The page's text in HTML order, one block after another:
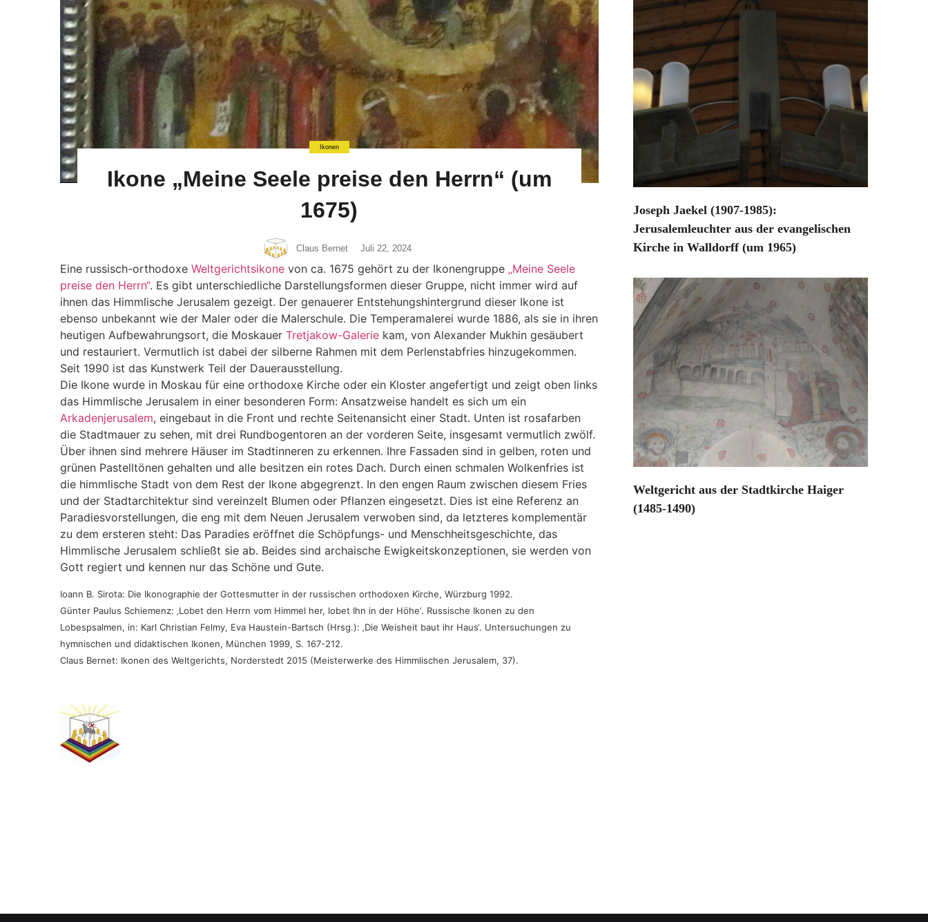
Ikonen
Ikone „Meine Seele preise den Herrn“ (um
1675)
Claus Bernet Juli 22, 2024
Eine russisch-orthodoxe Weltgerichtsikone von ca. 1675 gehört zu der Ikonengruppe „Meine Seele
preise den Herrn“. Es gibt unterschiedliche Darstellungsformen dieser Gruppe, nicht immer wird auf
ihnen das Himmlische Jerusalem gezeigt. Der genauerer Entstehungshintergrund dieser Ikone ist
ebenso unbekannt wie der Maler oder die Malerschule. Die Temperamalerei wurde 1886, als sie in ihren
heutigen Aufbewahrungsort, die Moskauer Tretjakow-Galerie kam, von Alexander Mukhin gesäubert
und restauriert. Vermutlich ist dabei der silberne Rahmen mit dem Perlenstabfries hinzugekommen.
Seit 1990 ist das Kunstwerk Teil der Dauerausstellung.
Die Ikone wurde in Moskau für eine orthodoxe Kirche oder ein Kloster angefertigt und zeigt oben links
das Himmlische Jerusalem in einer besonderen Form: Ansatzweise handelt es sich um ein
Arkadenjerusalem, eingebaut in die Front und rechte Seitenansicht einer Stadt. Unten ist rosafarben
die Stadtmauer zu sehen, mit drei Rundbogentoren an der vorderen Seite, insgesamt vermutlich zwölf.
Über ihnen sind mehrere Häuser im Stadtinneren zu erkennen. Ihre Fassaden sind in gelben, roten und
grünen Pastelltönen gehalten und alle besitzen ein rotes Dach. Durch einen schmalen Wolkenfries ist
die himmlische Stadt von dem Rest der Ikone abgegrenzt. In den engen Raum zwischen diesem Fries
und der Stadtarchitektur sind vereinzelt Blumen oder Pflanzen eingesetzt. Dies ist eine Referenz an
Paradiesvorstellungen, die eng mit dem Neuen Jerusalem verwoben sind, da letzteres komplementär
zu dem ersteren steht: Das Paradies eröffnet die Schöpfungs- und Menschheitsgeschichte, das
Himmlische Jerusalem schließt sie ab. Beides sind archaische Ewigkeitskonzeptionen, sie werden von
Gott regiert und kennen nur das Schöne und Gute.
Ioann B. Sirota: Die Ikonographie der Gottesmutter in der russischen orthodoxen Kirche, Würzburg 1992.
Günter Paulus Schiemenz: ‚Lobet den Herrn vom Himmel her, lobet Ihn in der Höhe‘. Russische Ikonen zu den
Lobespsalmen, in: Karl Christian Felmy, Eva Haustein-Bartsch (Hrsg.): ‚Die Weisheit baut ihr Haus‘. Untersuchungen zu
hymnischen und didaktischen Ikonen, München 1999, S. 167-212.
Claus Bernet: Ikonen des Weltgerichts, Norderstedt 2015 (Meisterwerke des Himmlischen Jerusalem, 37).
Joseph Jaekel (1907-1985):
Jerusalemleuchter aus der evangelischen
Kirche in Walldorff (um 1965)
Weltgericht aus der Stadtkirche Haiger
(1485-1490)